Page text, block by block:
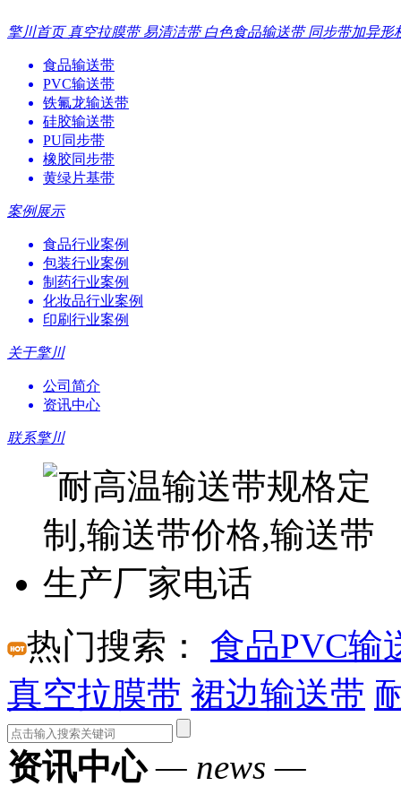
擎川首页 真空拉膜带 易清洁带 白色食品输送带 同步带加异形
食品输送带
PVC输送带
铁氟龙输送带
硅胶输送带
PU同步带
橡胶同步带
黄绿片基带
案例展示
食品行业案例
包装行业案例
制药行业案例
化妆品行业案例
印刷行业案例
关于擎川
公司简介
资讯中心
联系擎川
热门搜索：
食品PVC输
真空拉膜带 裙边输送带
资讯中心— news —